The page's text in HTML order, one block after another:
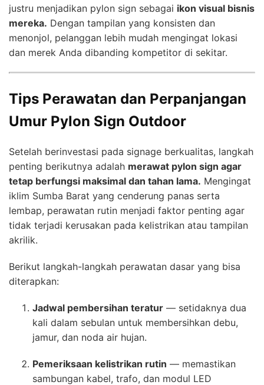
justru menjadikan pylon sign sebagai ikon visual bisnis
mereka. Dengan tampilan yang konsisten dan
menonjol, pelanggan lebih mudah mengingat lokasi
dan merek Anda dibanding kompetitor di sekitar.
Tips Perawatan dan Perpanjangan
Umur Pylon Sign Outdoor
Setelah berinvestasi pada signage berkualitas, langkah
penting berikutnya adalah merawat pylon sign agar
tetap berfungsi maksimal dan tahan lama. Mengingat
iklim Sumba Barat yang cenderung panas serta
lembap, perawatan rutin menjadi faktor penting agar
tidak terjadi kerusakan pada kelistrikan atau tampilan
akrilik.
Berikut langkah-langkah perawatan dasar yang bisa
diterapkan:
Jadwal pembersihan teratur — setidaknya dua
kali dalam sebulan untuk membersihkan debu,
jamur, dan noda air hujan.
Pemeriksaan kelistrikan rutin — memastikan
sambungan kabel, trafo, dan modul LED